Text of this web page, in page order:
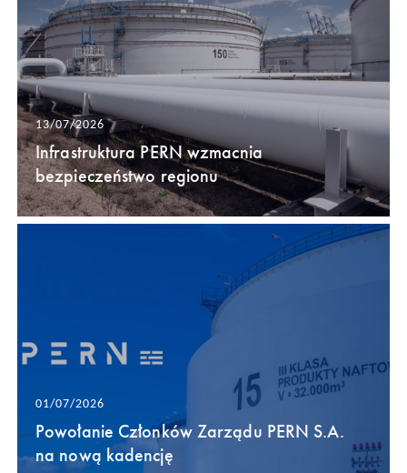
13/07/2026
Infrastruktura PERN wzmacnia
bezpieczeństwo regionu
01/07/2026
Powołanie Członków Zarządu PERN S.A.
na nową kadencję